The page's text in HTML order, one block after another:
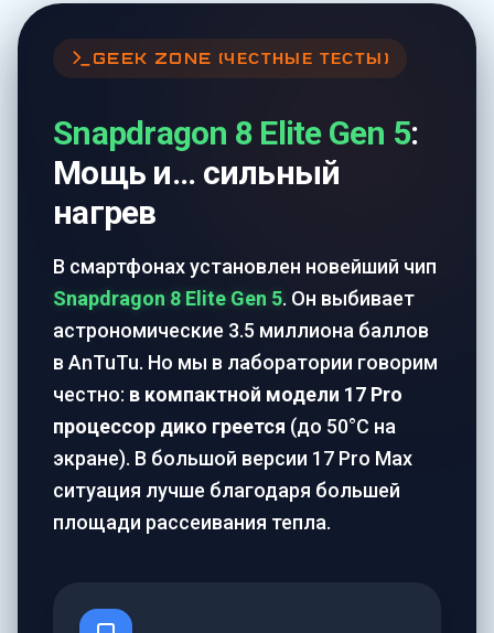
GEEK ZONE (ЧЕСТНЫЕ ТЕСТЫ)
Snapdragon 8 Elite Gen 5:
Мощь и... сильный
нагрев
В смартфонах установлен новейший чип
Snapdragon 8 Elite Gen 5. Он выбивает
астрономические 3.5 миллиона баллов
в AnTuTu. Но мы в лаборатории говорим
честно: в компактной модели 17 Pro
процессор дико греется (до 50°C на
экране). В большой версии 17 Pro Max
ситуация лучше благодаря большей
площади рассеивания тепла.